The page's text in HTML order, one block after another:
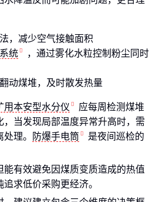
，减少空气接触面积
统
，通过雾化水粒控制粉尘同时
动煤堆，及时散发热量
用本安型水分仪
应每周检测煤堆
，当发现局部温度异常升高时，需
理。
防爆手电筒
是夜间巡检的
能有效避免因煤质变质造成的热值
求低价采购更经济。